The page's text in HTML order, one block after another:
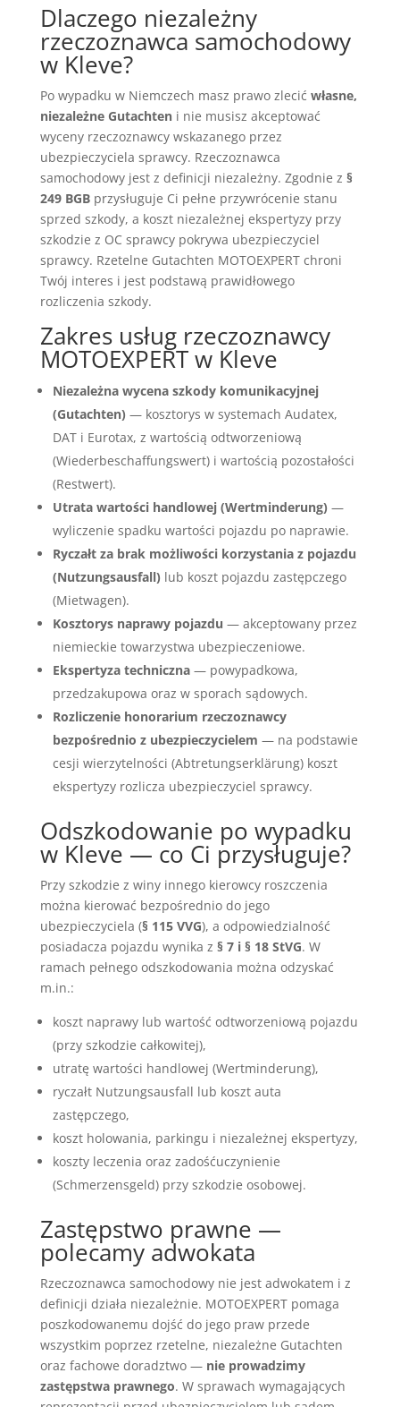
Dlaczego niezależny
rzeczoznawca samochodowy
w Kleve?
Po wypadku w Niemczech masz prawo zlecić własne,
niezależne Gutachteni nie musisz akceptować
wyceny rzeczoznawcy wskazanego przez
ubezpieczyciela sprawcy. Rzeczoznawca
samochodowy jest z definicji niezależny. Zgodnie z §
249 BGBprzysługuje Ci pełne przywrócenie stanu
sprzed szkody, a koszt niezależnej ekspertyzy przy
szkodzie z OC sprawcy pokrywa ubezpieczyciel
sprawcy. Rzetelne Gutachten MOTOEXPERT chroni
Twój interes i jest podstawą prawidłowego
rozliczenia szkody.
Zakres usług rzeczoznawcy
MOTOEXPERT w Kleve
Niezależna wycena szkody komunikacyjnej
(Gutachten) — kosztorys w systemach Audatex,
DAT i Eurotax, z wartością odtworzeniową
(Wiederbeschaffungswert) i wartością pozostałości
(Restwert).
Utrata wartości handlowej (Wertminderung) —
wyliczenie spadku wartości pojazdu po naprawie.
Ryczałt za brak możliwości korzystania z pojazdu
(Nutzungsausfall) lub koszt pojazdu zastępczego
(Mietwagen).
Kosztorys naprawy pojazdu — akceptowany przez
niemieckie towarzystwa ubezpieczeniowe.
Ekspertyza techniczna— powypadkowa,
przedzakupowa oraz w sporach sądowych.
Rozliczenie honorarium rzeczoznawcy
bezpośrednio z ubezpieczycielem — na podstawie
cesji wierzytelności (Abtretungserklärung) koszt
ekspertyzy rozlicza ubezpieczyciel sprawcy.
Odszkodowanie po wypadku
w Kleve — co Ci przysługuje?
Przy szkodzie z winy innego kierowcy roszczenia
można kierować bezpośrednio do jego
ubezpieczyciela (§ 115 VVG), a odpowiedzialność
posiadacza pojazdu wynika z § 7 i § 18 StVG. W
ramach pełnego odszkodowania można odzyskać
m.in.:
koszt naprawy lub wartość odtworzeniową pojazdu
(przy szkodzie całkowitej),
utratę wartości handlowej (Wertminderung),
ryczałt Nutzungsausfall lub koszt auta
zastępczego,
koszt holowania, parkingu i niezależnej ekspertyzy,
koszty leczenia oraz zadośćuczynienie
(Schmerzensgeld) przy szkodzie osobowej.
Zastępstwo prawne —
polecamy adwokata
Rzeczoznawca samochodowy nie jest adwokatem i z
definicji działa niezależnie. MOTOEXPERT pomaga
poszkodowanemu dojść do jego praw przede
wszystkim poprzez rzetelne, niezależne Gutachten
oraz fachowe doradztwo — nie prowadzimy
zastępstwa prawnego. W sprawach wymagających